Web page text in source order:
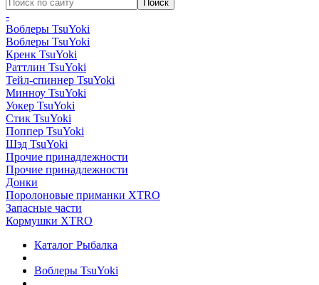
-
Воблеры TsuYoki
Воблеры TsuYoki
Кренк TsuYoki
Раттлин TsuYoki
Тейл-спиннер TsuYoki
Минноу TsuYoki
Уокер TsuYoki
Стик TsuYoki
Поппер TsuYoki
Шэд TsuYoki
Прочие принадлежности
Прочие принадлежности
Донки
Поролоновые приманки XTRO
Запасные части
Кормушки XTRO
Каталог Рыбалка
Воблеры TsuYoki